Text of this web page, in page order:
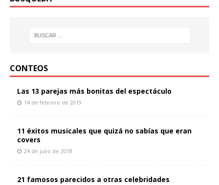
CONTEOS
Las 13 parejas más bonitas del espectáculo
14 de febrero de 2019
11 éxitos musicales que quizá no sabías que eran
covers
24 de julio de 2018
21 famosos parecidos a otras celebridades